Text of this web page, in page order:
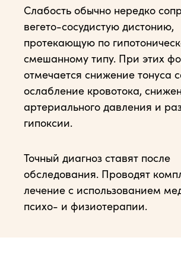
Слабость обычно нередко
вегето-сосудистую дистонию,
протекающую по
смешанному типу. При этих
отмечается снижение тонуса
ослабление кровотока,
артериального давления и
гипоксии.
Точный диагноз ставят после
обследования. Проводят
лечение с использованием
психо- и физиотерапии.